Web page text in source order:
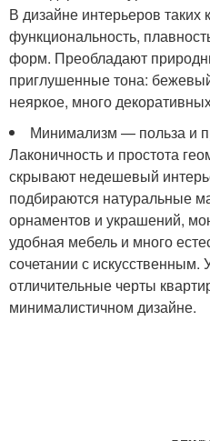
В дизайне интерьеров таких
функциональность,
форм. Преобладают
приглушенные тона:
неяркое, много
Минимализм — польза и
Лаконичность и простота
скрывают недешевый
подбираются натуральные
орнаментов и украшений,
удобная мебель и много
сочетании с
отличительные черты
минималистичном дизайне.